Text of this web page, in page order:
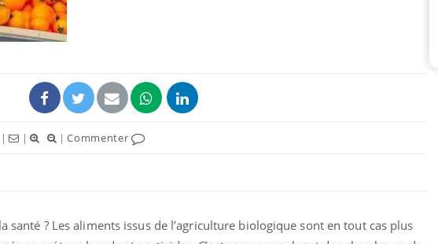
| | |Commenter
? Les aliments issus de l’agriculture biologique sont en tout cas plus